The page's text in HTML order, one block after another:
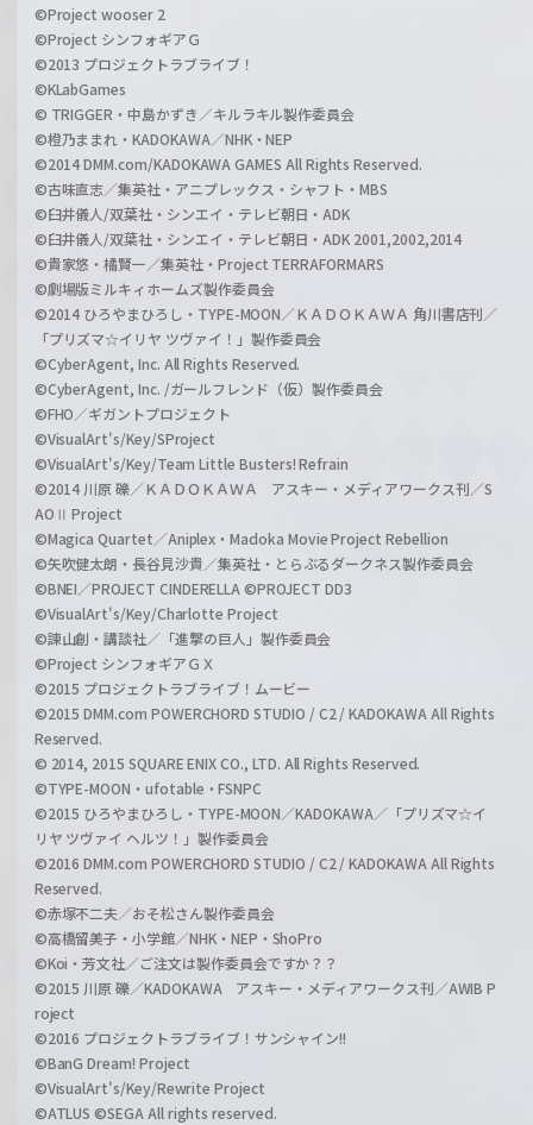
©Project wooser 2
©Project シンフォギアＧ
©2013 プロジェクトラブライブ！
©KLabGames
© TRIGGER・中島かずき／キルラキル製作委員会
©橙乃ままれ・KADOKAWA／NHK・NEP
©2014 DMM.com/KADOKAWA GAMES All Rights Reserved.
©古味直志／集英社・アニプレックス・シャフト・MBS
©臼井儀人/双葉社・シンエイ・テレビ朝日・ADK
©臼井儀人/双葉社・シンエイ・テレビ朝日・ADK 2001,2002,2014
©貴家悠・橘賢一／集英社・Project TERRAFORMARS
©劇場版ミルキィホームズ製作委員会
©2014 ひろやまひろし・TYPE-MOON／ＫＡＤＯＫＡＷＡ 角川書店刊／
「プリズマ☆イリヤ ツヴァイ！」製作委員会
©CyberAgent, Inc. All Rights Reserved.
©CyberAgent, Inc. /ガールフレンド（仮）製作委員会
©FHO／ギガントプロジェクト
©VisualArt's/Key/SProject
©VisualArt's/Key/Team Little Busters! Refrain
©2014 川原 礫／ＫＡＤＯＫＡＷＡ アスキー・メディアワークス刊／S
AOⅡ Project
©Magica Quartet／Aniplex・Madoka Movie Project Rebellion
©矢吹健太朗・長谷見沙貴／集英社・とらぶるダークネス製作委員会
©BNEI／PROJECT CINDERELLA ©PROJECT DD3
©VisualArt's/Key/Charlotte Project
©諫山創・講談社／「進撃の巨人」製作委員会
©Project シンフォギアＧＸ
©2015 プロジェクトラブライブ！ムービー
©2015 DMM.com POWERCHORD STUDIO / C2 / KADOKAWA All Rights
Reserved.
© 2014, 2015 SQUARE ENIX CO., LTD. All Rights Reserved.
©TYPE-MOON・ufotable・FSNPC
©2015 ひろやまひろし・TYPE-MOON／KADOKAWA／「プリズマ☆イ
リヤ ツヴァイ ヘルツ！」製作委員会
©2016 DMM.com POWERCHORD STUDIO / C2 / KADOKAWA All Rights
Reserved.
©赤塚不二夫／おそ松さん製作委員会
©高橋留美子・小学館／NHK・NEP・ShoPro
©Koi・芳文社／ご注文は製作委員会ですか？？
©2015 川原 礫／KADOKAWA アスキー・メディアワークス刊／AWIB P
roject
©2016 プロジェクトラブライブ！サンシャイン!!
©BanG Dream! Project
©VisualArt's/Key/Rewrite Project
©ATLUS ©SEGA All rights reserved.